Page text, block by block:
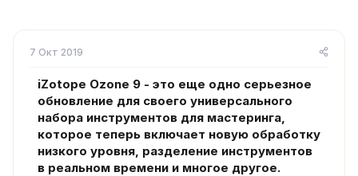
7 Окт 2019
iZotope Ozone 9 - это еще одно серьезное
обновление для своего универсального
набора инструментов для мастеринга,
которое теперь включает новую обработку
низкого уровня, разделение инструментов
в реальном времени и многое другое.